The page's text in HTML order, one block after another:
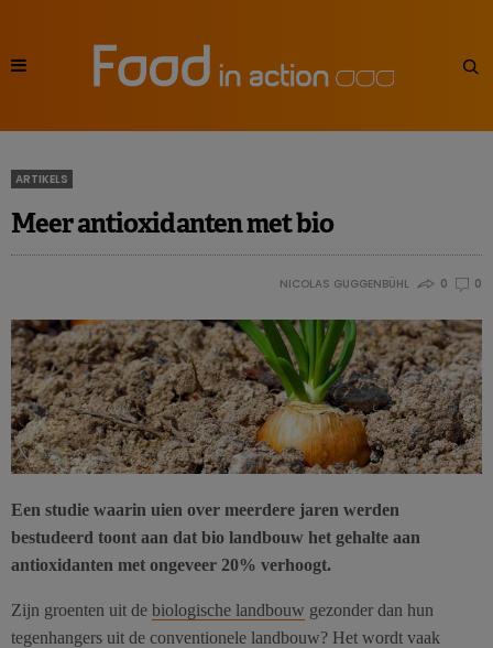
ARTIKELS
Meer antioxidanten met bio
NICOLAS GUGGENBÜHL 0 0
Een studie waarin uien over meerdere jaren werden
bestudeerd toont aan dat bio landbouw het gehalte aan
antioxidanten met ongeveer 20% verhoogt.
Zijn groenten uit de biologische landbouw gezonder dan hun
tegenhangers uit de conventionele landbouw? Het wordt vaak